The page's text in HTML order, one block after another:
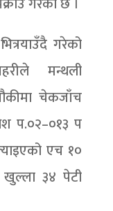
गरेको
मन्थली
चेकजाँच
प.०२–०१३ प
एच १०
३४ पेटी